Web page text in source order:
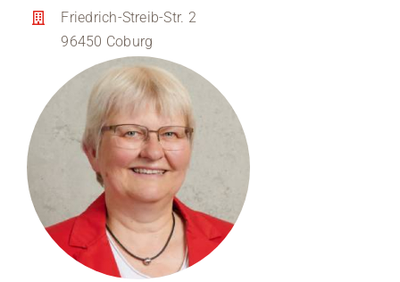
Kontakt
Medien
Stellenangebote
News
Veranstaltungen
Friedrich-Streib-Str. 2
96450 Coburg